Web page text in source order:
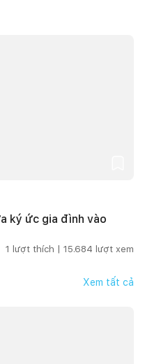
ký ức gia đình vào
1 lượt thích | 15.684 lượt xem
Xem tất cả